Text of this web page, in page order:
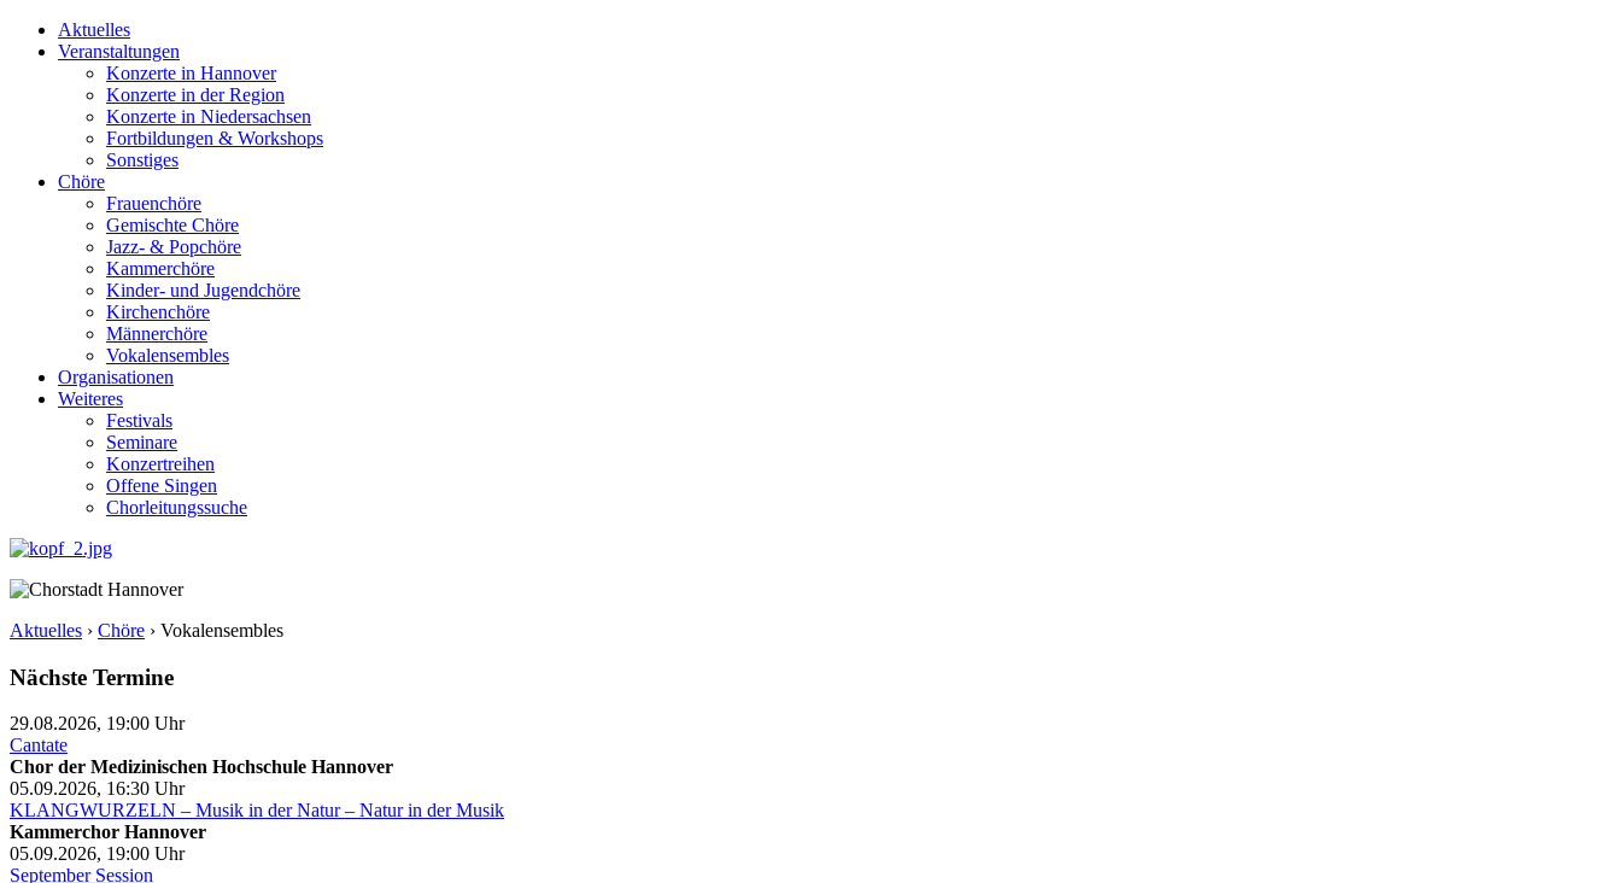
Aktuelles
Veranstaltungen
Konzerte in Hannover
Konzerte in der Region
Konzerte in Niedersachsen
Fortbildungen & Workshops
Sonstiges
Chöre
Frauenchöre
Gemischte Chöre
Jazz- & Popchöre
Kammerchöre
Kinder- und Jugendchöre
Kirchenchöre
Männerchöre
Vokalensembles
Organisationen
Weiteres
Festivals
Seminare
Konzertreihen
Offene Singen
Chorleitungssuche
Aktuelles › Chöre › Vokalensembles
Nächste Termine
29.08.2026, 19:00 Uhr
Cantate
Chor der Medizinischen Hochschule Hannover
05.09.2026, 16:30 Uhr
KLANGWURZELN – Musik in der Natur – Natur in der Musik
Kammerchor Hannover
05.09.2026, 19:00 Uhr
September Session